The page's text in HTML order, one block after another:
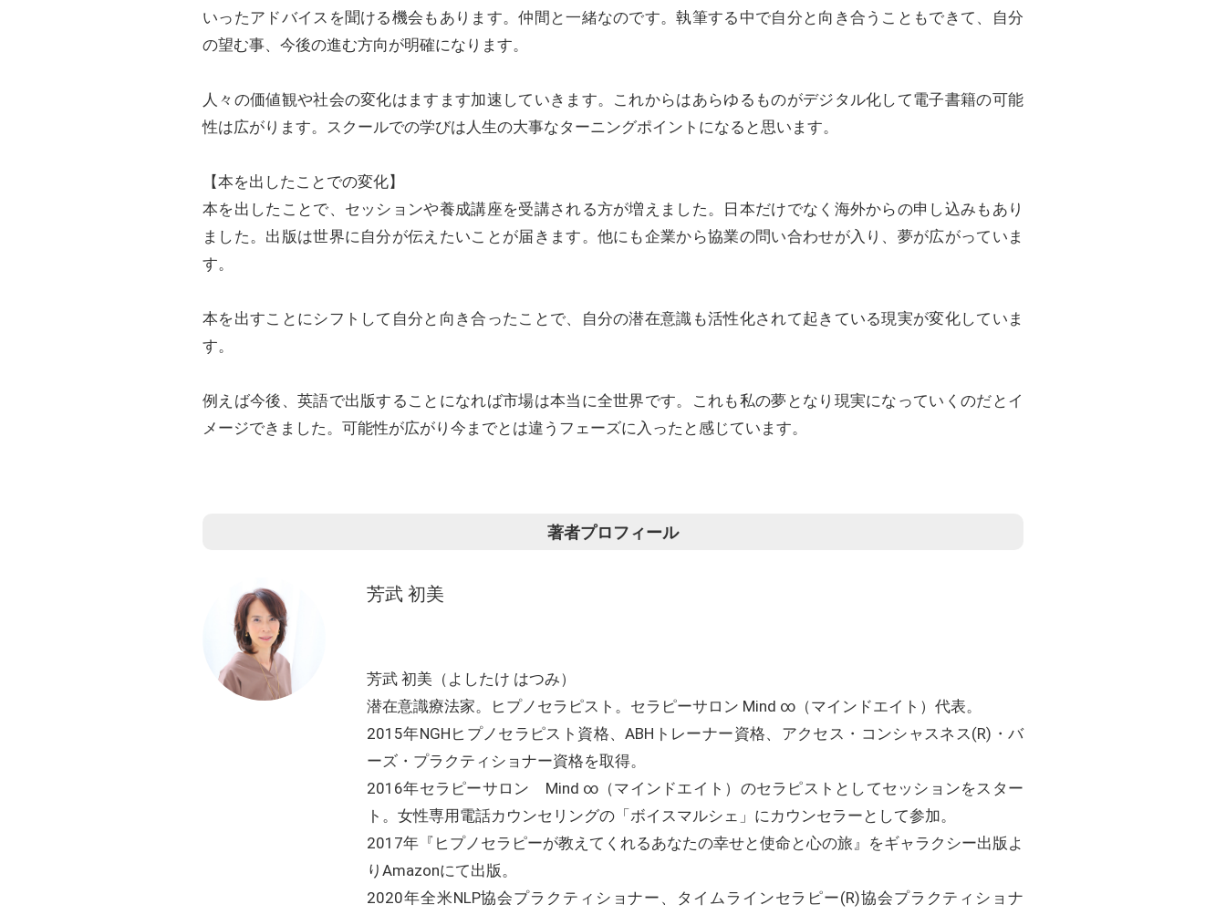
いったアドバイスを聞ける機会もあります。仲間と一緒なのです。執筆する中で自分と向き合うこともできて、自分
の望む事、今後の進む方向が明確になります。
人々の価値観や社会の変化はますます加速していきます。これからはあらゆるものがデジタル化して電子書籍の可能
性は広がります。スクールでの学びは人生の大事なターニングポイントになると思います。
【本を出したことでの変化】
本を出したことで、セッションや養成講座を受講される方が増えました。日本だけでなく海外からの申し込みもあり
ました。出版は世界に自分が伝えたいことが届きます。他にも企業から協業の問い合わせが入り、夢が広がっていま
す。
本を出すことにシフトして自分と向き合ったことで、自分の潜在意識も活性化されて起きている現実が変化していま
す。
例えば今後、英語で出版することになれば市場は本当に全世界です。これも私の夢となり現実になっていくのだとイ
メージできました。可能性が広がり今までとは違うフェーズに入ったと感じています。
著者プロフィール
芳武 初美
芳武 初美（よしたけ はつみ）
潜在意識療法家。ヒプノセラピスト。セラピーサロン Mind ∞（マインドエイト）代表。
2015年NGHヒプノセラピスト資格、ABHトレーナー資格、アクセス・コンシャスネス(R)・バ
ーズ・プラクティショナー資格を取得。
2016年セラピーサロン Mind ∞（マインドエイト）のセラピストとしてセッションをスター
ト。女性専用電話カウンセリングの「ボイスマルシェ」にカウンセラーとして参加。
2017年『ヒプノセラピーが教えてくれるあなたの幸せと使命と心の旅』をギャラクシー出版よ
りAmazonにて出版。
2020年全米NLP協会プラクティショナー、タイムラインセラピー(R)協会プラクティショナ